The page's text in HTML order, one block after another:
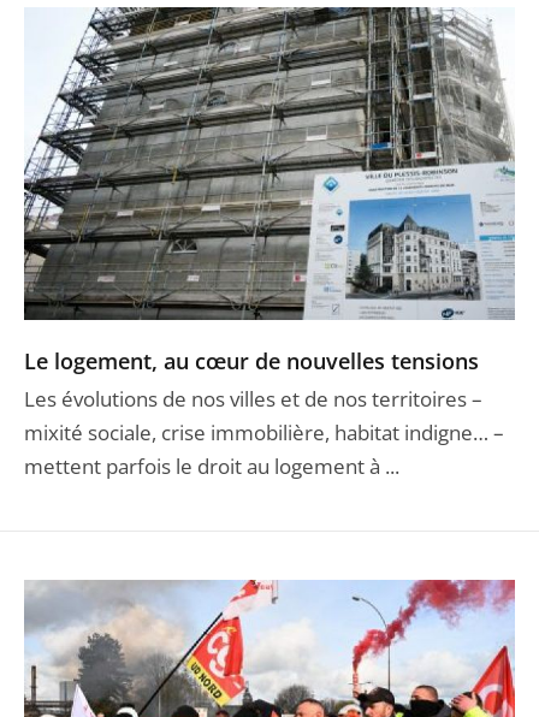
Le logement, au cœur de nouvelles tensions
Les évolutions de nos villes et de nos territoires –
mixité sociale, crise immobilière, habitat indigne… –
mettent parfois le droit au logement à ...